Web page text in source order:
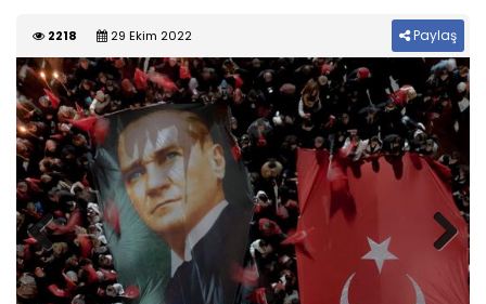
2218 29 Ekim 2022 Paylaş
Previous